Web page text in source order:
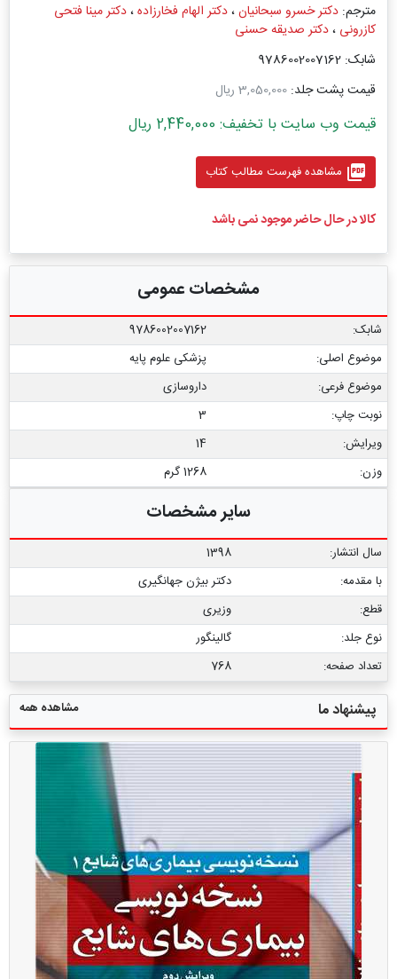
مترجم: دکتر خسرو سبحانیان،دکتر الهام فخار‌زاده،دکتر مینا فتحی
کازرونی ،دکتر صدیقه حسنی
شابک: 9786002007162
قیمت پشت جلد: 3,050,000 ریال
قیمت وب سایت با تخفیف: 2,440,000 ریال
picture_as_pdf مشاهده فهرست مطالب کتاب
کالا در حال حاضر موجود نمی باشد
مشخصات عمومی
شابک:
9786002007162
موضوع اصلی:
پزشکی علوم پایه
موضوع فرعی:
داروسازی
نوبت چاپ:
3
ویرایش:
14
وزن:
1268 گرم
سایر مشخصات
سال انتشار:
1398
با مقدمه:
دکتر بیژن جهانگیری
قطع:
وزیری
نوع جلد:
گالینگور
تعداد صفحه:
768
پیشنهاد ما مشاهده همه